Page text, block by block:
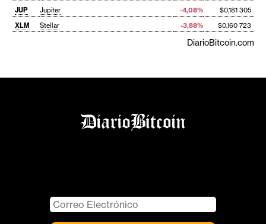
JUP
Jupiter -4,08%
$0,181 305
XLM
Stellar -3,88% $0,160 723
DiarioBitcoin.com